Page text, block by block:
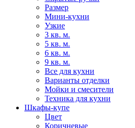
Размер
Мини-кухни
Узкие
3 кв. м.
5 кв. м.
6 кв. м.
9 кв. м.
Все для кухни
Варианты отделки
Мойки и смесители
Техника для кухни
Шкафы-купе
Цвет
Коричневые